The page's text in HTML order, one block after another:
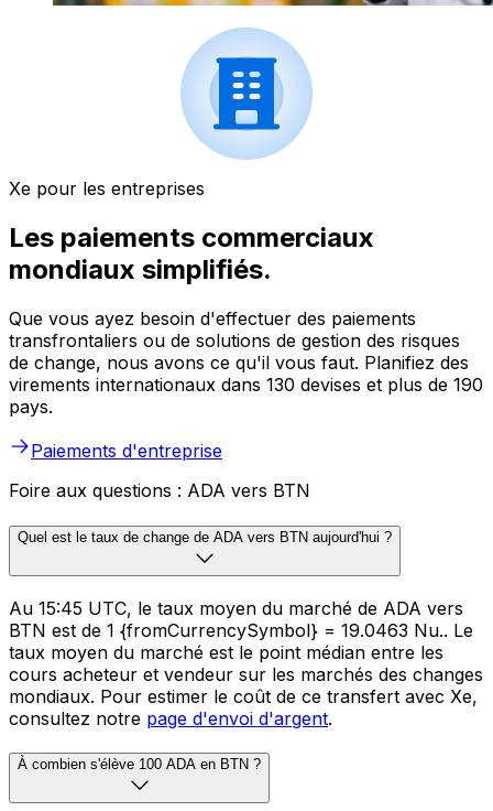
Xe pour les entreprises
Les paiements commerciaux
mondiaux simplifiés.
Que vous ayez besoin d'effectuer des paiements
transfrontaliers ou de solutions de gestion des risques
de change, nous avons ce qu'il vous faut. Planifiez des
virements internationaux dans 130 devises et plus de 190
pays.
Paiements d'entreprise
Foire aux questions : ADA vers BTN
Quel est le taux de change de ADA vers BTN aujourd'hui ?
Au 15:45 UTC, le taux moyen du marché de ADA vers
BTN est de 1 {fromCurrencySymbol} = 19.0463 Nu.. Le
taux moyen du marché est le point médian entre les
cours acheteur et vendeur sur les marchés des changes
mondiaux. Pour estimer le coût de ce transfert avec Xe,
consultez notre page d'envoi d'argent.
À combien s'élève 100 ADA en BTN ?